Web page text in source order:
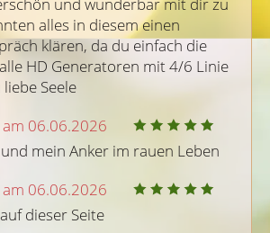
alles in diesem einen
klären, da du einfach die
HD Generatoren mit 4/6 Linie
Seele
06.06.2026
mein Anker im rauen Leben
06.06.2026
dieser Seite